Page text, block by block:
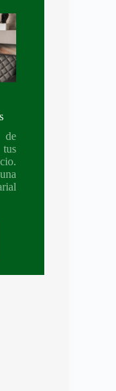
de